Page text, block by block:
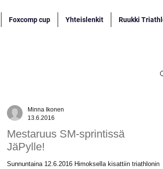
Foxcomp cup Yhteislenkit Ruukki
Mestaruus SM-sprintissä
JäPylle!
Sunnuntaina 12.6.2016 Himoksella kisattiin triathlonin
Minna Ikonen
13.6.2016